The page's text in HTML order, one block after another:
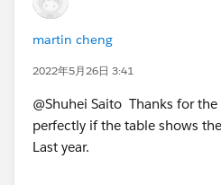
martin cheng
2022年5月26日 3:41
@Shuhei Saito​ Thanks for
perfectly if the table shows
Last year.